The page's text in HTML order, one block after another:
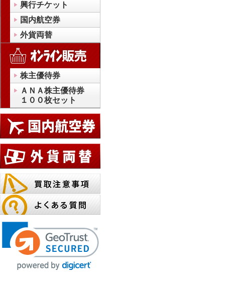
興行チケット
国内航空券
外貨両替
株主優待券
ＡＮＡ株主優待券
１００枚セット